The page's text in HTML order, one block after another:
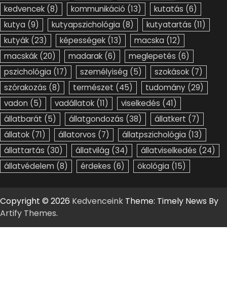
kedvencek (8) kommunikáció (13) kutatás (6)
kutya (9) kutyapszichológia (8) kutyatartás (11)
kutyák (23) képességek (13) macska (12)
macskák (20) madarak (6) meglepetés (6)
pszichológia (17) személyiség (5) szokások (7)
szórakozás (8) természet (45) tudomány (29)
vadon (5) vadállatok (11) viselkedés (41)
állatbarát (5) állatgondozás (38) állatkert (7)
állatok (71) állatorvos (7) állatpszichológia (13)
állattartás (30) állatvilág (34) állatviselkedés (24)
állatvédelem (8) érdekes (6) ökológia (15)
Copyright © 2026 Kedvenceink Theme: Timely News By
Artify Themes.